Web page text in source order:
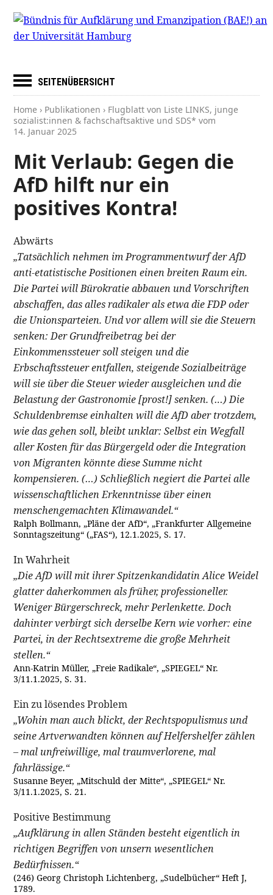
SEITENÜBERSICHT
Home › Publikationen › Flugblatt von Liste LINKS, junge
sozialist:innen & fachschaftsaktive und SDS* vom
14. Januar 2025
Mit Verlaub: Gegen die
AfD hilft nur ein
positives Kontra!
Abwärts
„Tatsächlich nehmen im Programmentwurf der AfD
anti-etatistische Positionen einen breiten Raum ein.
Die Partei will Bürokratie abbauen und Vorschriften
abschaffen, das alles radikaler als etwa die FDP oder
die Unionsparteien. Und vor allem will sie die Steuern
senken: Der Grundfreibetrag bei der
Einkommenssteuer soll steigen und die
Erbschaftssteuer entfallen, steigende Sozialbeiträge
will sie über die Steuer wieder ausgleichen und die
Belastung der Gastronomie [prost!] senken. (…) Die
Schuldenbremse einhalten will die AfD aber trotzdem,
wie das gehen soll, bleibt unklar: Selbst ein Wegfall
aller Kosten für das Bürgergeld oder die Integration
von Migranten könnte diese Summe nicht
kompensieren. (…) Schließlich negiert die Partei alle
wissenschaftlichen Erkenntnisse über einen
menschengemachten Klimawandel.“
Ralph Bollmann, „Pläne der AfD“, „Frankfurter Allgemeine
Sonntagszeitung“ („FAS“), 12.1.2025, S. 17.
In Wahrheit
„Die AfD will mit ihrer Spitzenkandidatin Alice Weidel
glatter daherkommen als früher, professioneller.
Weniger Bürgerschreck, mehr Perlenkette. Doch
dahinter verbirgt sich derselbe Kern wie vorher: eine
Partei, in der Rechtsextreme die große Mehrheit
stellen.“
Ann-Katrin Müller, „Freie Radikale“, „SPIEGEL“ Nr.
3/11.1.2025, S. 31.
Ein zu lösendes Problem
„Wohin man auch blickt, der Rechtspopulismus und
seine Artverwandten können auf Helfershelfer zählen
– mal unfreiwillige, mal traumverlorene, mal
fahrlässige.“
Susanne Beyer, „Mitschuld der Mitte“, „SPIEGEL“ Nr.
3/11.1.2025, S. 21.
Positive Bestimmung
„Aufklärung in allen Ständen besteht eigentlich in
richtigen Begriffen von unsern wesentlichen
Bedürfnissen.“
(246) Georg Christoph Lichtenberg, „Sudelbücher“ Heft J,
1789.